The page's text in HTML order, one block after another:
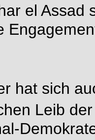
el Assad
hat sich
Leib